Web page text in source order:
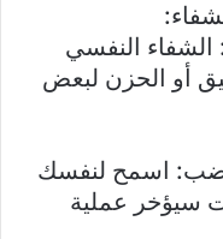
النفسي
أو الحزن لبعض
اسمح لنفسك
سيؤخر عملية